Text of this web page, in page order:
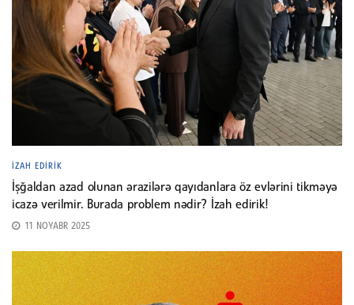
İZAH EDIRIK
İşğaldan azad olunan ərazilərə qayıdanlara öz evlərini tikməyə
icazə verilmir. Burada problem nədir? İzah edirik!
11 NOYABR 2025